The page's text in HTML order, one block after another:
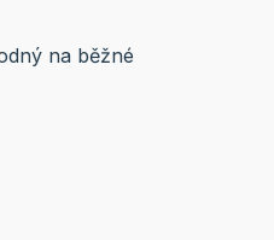
na běžné